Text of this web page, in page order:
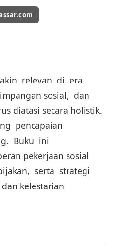
relevan di era
sosial, dan
diatasi secara holistik.
pencapaian
Buku ini
pekerjaan sosial
serta strategi
kelestarian